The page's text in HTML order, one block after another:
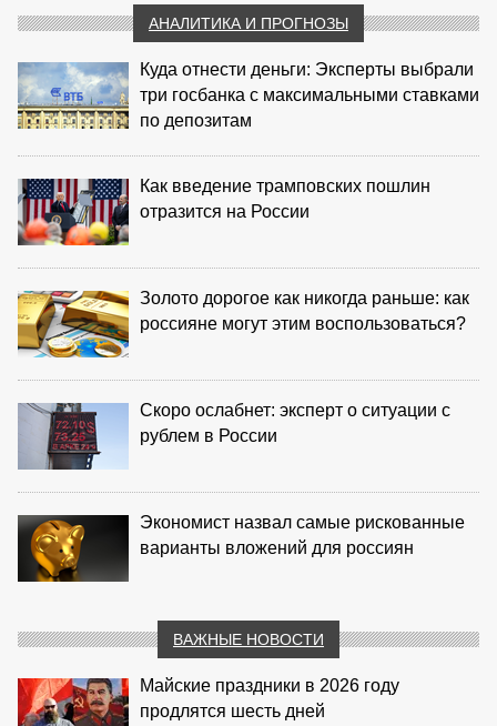
АНАЛИТИКА И ПРОГНОЗЫ
Куда отнести деньги: Эксперты выбрали
три госбанка с максимальными ставками
по депозитам
Как введение трамповских пошлин
отразится на России
Золото дорогое как никогда раньше: как
россияне могут этим воспользоваться?
Скоро ослабнет: эксперт о ситуации с
рублем в России
Экономист назвал самые рискованные
варианты вложений для россиян
ВАЖНЫЕ НОВОСТИ
Майские праздники в 2026 году
продлятся шесть дней